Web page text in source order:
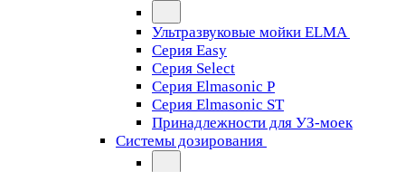
Ультразвуковые мойки ELMA
Серия Easy
Серия Select
Серия Elmasonic P
Серия Elmasonic ST
Принадлежности для УЗ-моек
Системы дозирования